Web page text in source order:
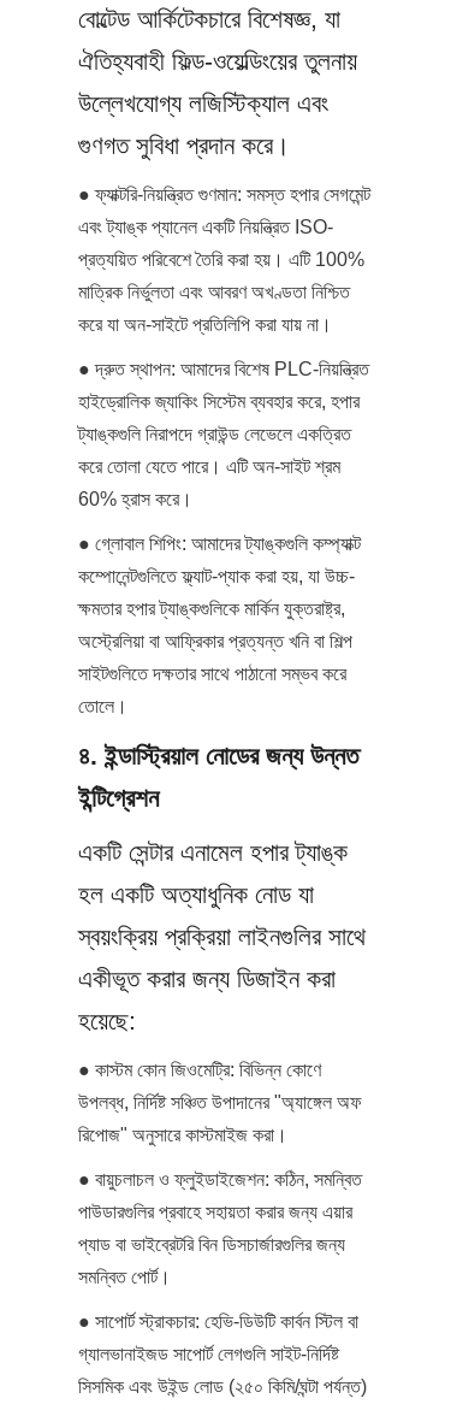
বোল্টেড আর্কিটেকচারে বিশেষজ্ঞ, যা
ঐতিহ্যবাহী ফিল্ড-ওয়েল্ডিংয়ের তুলনায়
উল্লেখযোগ্য লজিস্টিক্যাল এবং
গুণগত সুবিধা প্রদান করে।
● ফ্যাক্টরি-নিয়ন্ত্রিত গুণমান: সমস্ত হপার সেগমেন্ট
এবং ট্যাঙ্ক প্যানেল একটি নিয়ন্ত্রিত ISO-
প্রত্যয়িত পরিবেশে তৈরি করা হয়। এটি 100%
মাত্রিক নির্ভুলতা এবং আবরণ অখণ্ডতা নিশ্চিত
করে যা অন-সাইটে প্রতিলিপি করা যায় না।
● দ্রুত স্থাপন: আমাদের বিশেষ PLC-নিয়ন্ত্রিত
হাইড্রোলিক জ্যাকিং সিস্টেম ব্যবহার করে, হপার
ট্যাঙ্কগুলি নিরাপদে গ্রাউন্ড লেভেলে একত্রিত
করে তোলা যেতে পারে। এটি অন-সাইট শ্রম
60% হ্রাস করে।
● গ্লোবাল শিপিং: আমাদের ট্যাঙ্কগুলি কম্প্যাক্ট
কম্পোনেন্টগুলিতে ফ্ল্যাট-প্যাক করা হয়, যা উচ্চ-
ক্ষমতার হপার ট্যাঙ্কগুলিকে মার্কিন যুক্তরাষ্ট্র,
অস্ট্রেলিয়া বা আফ্রিকার প্রত্যন্ত খনি বা শিল্প
সাইটগুলিতে দক্ষতার সাথে পাঠানো সম্ভব করে
তোলে।
৪. ইন্ডাস্ট্রিয়াল নোডের জন্য উন্নত
ইন্টিগ্রেশন
একটি সেন্টার এনামেল হপার ট্যাঙ্ক
হল একটি অত্যাধুনিক নোড যা
স্বয়ংক্রিয় প্রক্রিয়া লাইনগুলির সাথে
একীভূত করার জন্য ডিজাইন করা
হয়েছে:
● কাস্টম কোন জিওমেট্রি: বিভিন্ন কোণে
উপলব্ধ, নির্দিষ্ট সঞ্চিত উপাদানের "অ্যাঙ্গেল অফ
রিপোজ" অনুসারে কাস্টমাইজ করা।
● বায়ুচলাচল ও ফ্লুইডাইজেশন: কঠিন, সমন্বিত
পাউডারগুলির প্রবাহে সহায়তা করার জন্য এয়ার
প্যাড বা ভাইব্রেটরি বিন ডিসচার্জারগুলির জন্য
সমন্বিত পোর্ট।
● সাপোর্ট স্ট্রাকচার: হেভি-ডিউটি কার্বন স্টিল বা
গ্যালভানাইজড সাপোর্ট লেগগুলি সাইট-নির্দিষ্ট
সিসমিক এবং উইন্ড লোড (২৫০ কিমি/ঘন্টা পর্যন্ত)